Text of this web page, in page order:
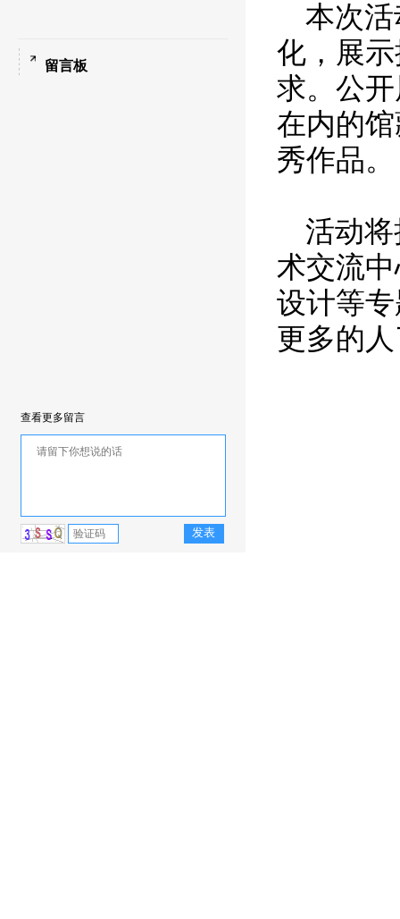
留言板
查看更多留言
本次
化，展
求。公
在内的
秀作品。
活动
术交流
设计等
更多的